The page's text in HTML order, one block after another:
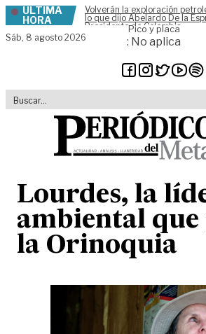
Skip to content
ÚLTIMA
HORA
Volverán la exploración
lo que dijo Abelardo De la
Presidente de Colombia
Sáb, 8 agosto 2026
Pico y placa
: No aplica
Lourdes, la
ambiental que
la Orinoquia